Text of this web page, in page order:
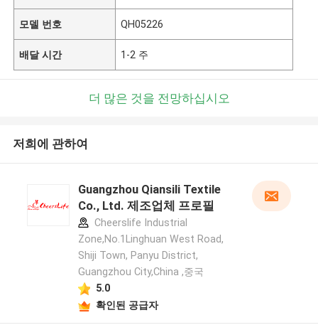
모델 번호 QH05226
배달 시간 1-2 주
더 많은 것을 전망하십시오
저희에 관하여
Guangzhou Qiansili Textile
Co., Ltd. 제조업체 프로필
Cheerslife Industrial
Zone,No.1Linghuan West Road,
Shiji Town, Panyu District,
Guangzhou City,China ,중국
5.0
확인된 공급자